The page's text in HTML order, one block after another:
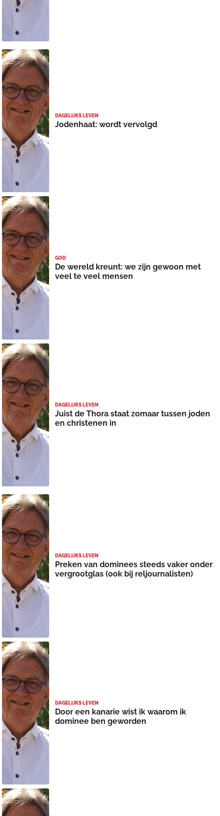
DAGELIJKS LEVEN
Jodenhaat: wordt vervolgd
GOD
De wereld kreunt: we zijn gewoon met
veel te veel mensen
DAGELIJKS LEVEN
Juist de Thora staat zomaar tussen joden
en christenen in
DAGELIJKS LEVEN
Preken van dominees steeds vaker onder
vergrootglas (ook bij reljournalisten)
DAGELIJKS LEVEN
Door een kanarie wist ik waarom ik
dominee ben geworden